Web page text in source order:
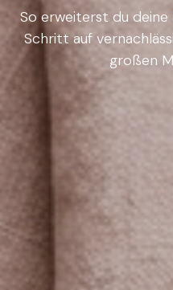
So erweiterst du
Schritt auf
großen